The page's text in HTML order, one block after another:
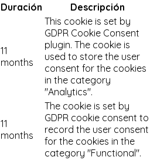
Duración Descripción
11
months
This cookie is set by
GDPR Cookie Consent
plugin. The cookie is
used to store the user
consent for the cookies
in the category
"Analytics".
11
months
The cookie is set by
GDPR cookie consent to
record the user consent
for the cookies in the
category "Functional".